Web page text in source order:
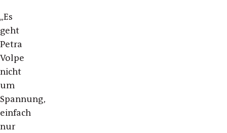
„Es
geht
Petra
Volpe
nicht
um
Spannung,
einfach
nur